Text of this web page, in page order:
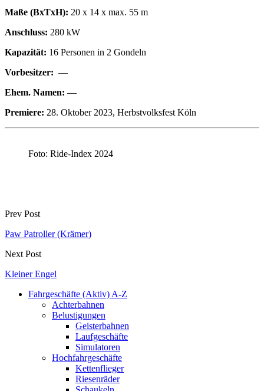
Maße (BxTxH): 20 x 14 x max. 55 m
Anschluss: 280 kW
Kapazität: 16 Personen in 2 Gondeln
Vorbesitzer: —
Ehem. Namen: —
Premiere: 28. Oktober 2023, Herbstvolksfest Köln
Foto: Ride-Index 2024
Prev Post
Paw Patroller (Krämer)
Next Post
Kleiner Engel
Fahrgeschäfte (Aktiv) A-Z
Achterbahnen
Belustigungen
Geisterbahnen
Laufgeschäfte
Simulatoren
Hochfahrgeschäfte
Kettenflieger
Riesenräder